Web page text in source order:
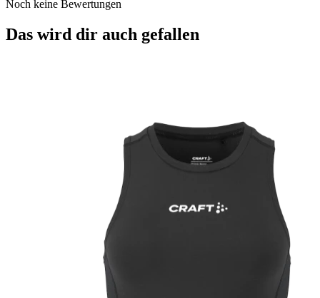
Noch keine Bewertungen
Das wird dir auch gefallen